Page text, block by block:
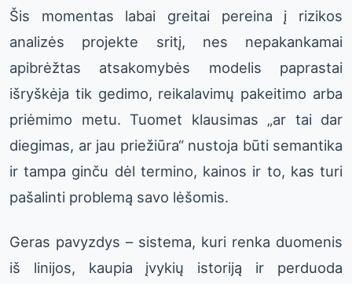
Šis momentas labai greitai pereina į rizikos
analizės projekte sritį, nes nepakankamai
apibrėžtas atsakomybės modelis paprastai
išryškėja tik gedimo, reikalavimų pakeitimo arba
priėmimo metu. Tuomet klausimas „ar tai dar
diegimas, ar jau priežiūra“ nustoja būti semantika
ir tampa ginču dėl termino, kainos ir to, kas turi
pašalinti problemą savo lėšomis.
Geras pavyzdys – sistema, kuri renka duomenis
iš linijos, kaupia įvykių istoriją ir perduoda